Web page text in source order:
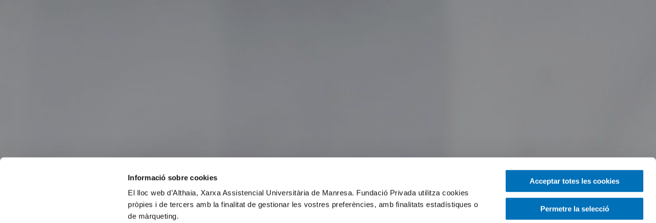
Informació sobre cookies
El lloc web d’Althaia, Xarxa Assistencial Universitària de Manresa. Fundació Privada utilitza cookies
pròpies i de tercers amb la finalitat de gestionar les vostres preferències, amb finalitats estadístiques o
de màrqueting.
Acceptar totes les cookies
Permetre la selecció